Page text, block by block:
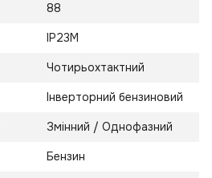
88
ІР23М
Чотирьохтактний
Інверторний бензиновий
Змінний / Однофазний
Бензин